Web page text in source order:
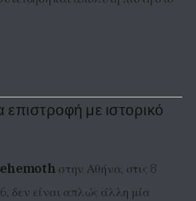
επιστροφή με ιστορικό
στην Αθήνα, στις 8
δεν είναι απλώς άλλη μία